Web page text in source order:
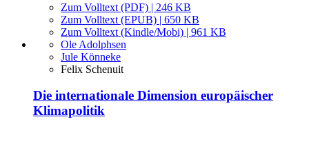
Zum Volltext (PDF) | 246 KB
Zum Volltext (EPUB) | 650 KB
Zum Volltext (Kindle/Mobi) | 961 KB
Ole Adolphsen
Jule Könneke
Felix Schenuit
Die internationale Dimension europäischer
Klimapolitik